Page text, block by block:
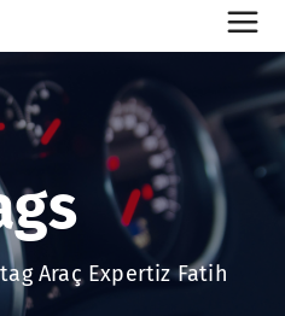
Araç Expertiz Fatih